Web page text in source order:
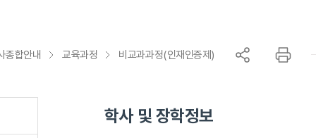
종합안내 교육과정 비교과과정(인재인증제)
학사 및 장학정보